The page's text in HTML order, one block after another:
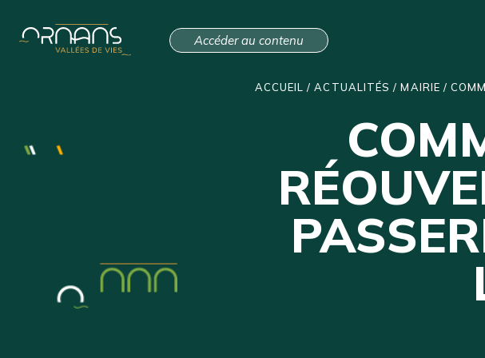
Accéder au contenu
ACCUEIL /ACTUALITÉS /MAIRIE /